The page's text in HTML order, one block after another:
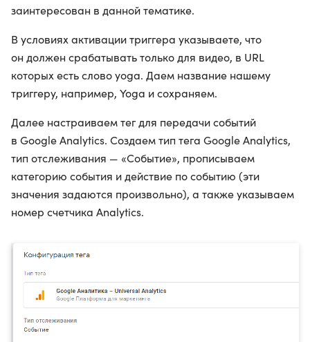
заинтересован в данной тематике.
В условиях активации триггера указываете, что
он должен срабатывать только для видео, в URL
которых есть слово yoga. Даем название нашему
триггеру, например, Yoga и сохраняем.
Далее настраиваем тег для передачи событий
в Google Analytics. Создаем тип тега Google Analytics,
тип отслеживания — «Событие», прописываем
категорию события и действие по событию (эти
значения задаются произвольно), а также указываем
номер счетчика Analytics.